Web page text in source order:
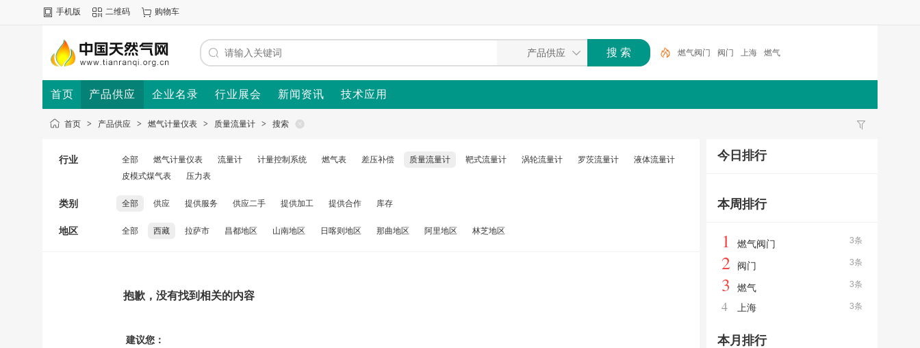
手机版 二维码 购物车
燃气阀门 阀门 上海 燃气
首页 产品供应 企业名录 行业展会 新闻资讯 技术应用
首页 > 产品供应 > 燃气计量仪表 > 质量流量计 > 搜索
行业 全部 燃气计量仪表 流量计 计量控制系统 燃气表 差压补偿 质量流量计 靶式流量计 涡轮流量计 罗茨流量计
液体流量计
皮模式煤气表
压力表
类别 全部 供应 提供服务 供应二手 提供加工 提供合作 库存
地区 全部 西藏 拉萨市 昌都地区 山南地区 日喀则地区 那曲地区 阿里地区 林芝地区
抱歉，没有找到相关的内容
建议您：
今日排行
本周排行
3条
1 燃气阀门
3条
2 阀门
3条
3 燃气
3条
4 上海
本月排行